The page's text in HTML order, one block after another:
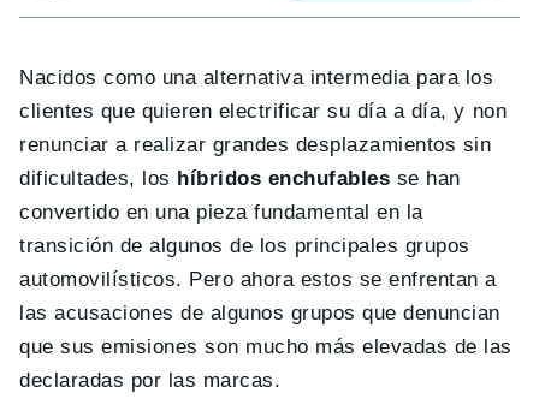
Nacidos como una alternativa intermedia para los
clientes que quieren electrificar su día a día, y non
renunciar a realizar grandes desplazamientos sin
dificultades, los híbridos enchufables se han
convertido en una pieza fundamental en la
transición de algunos de los principales grupos
automovilísticos. Pero ahora estos se enfrentan a
las acusaciones de algunos grupos que denuncian
que sus emisiones son mucho más elevadas de las
declaradas por las marcas.